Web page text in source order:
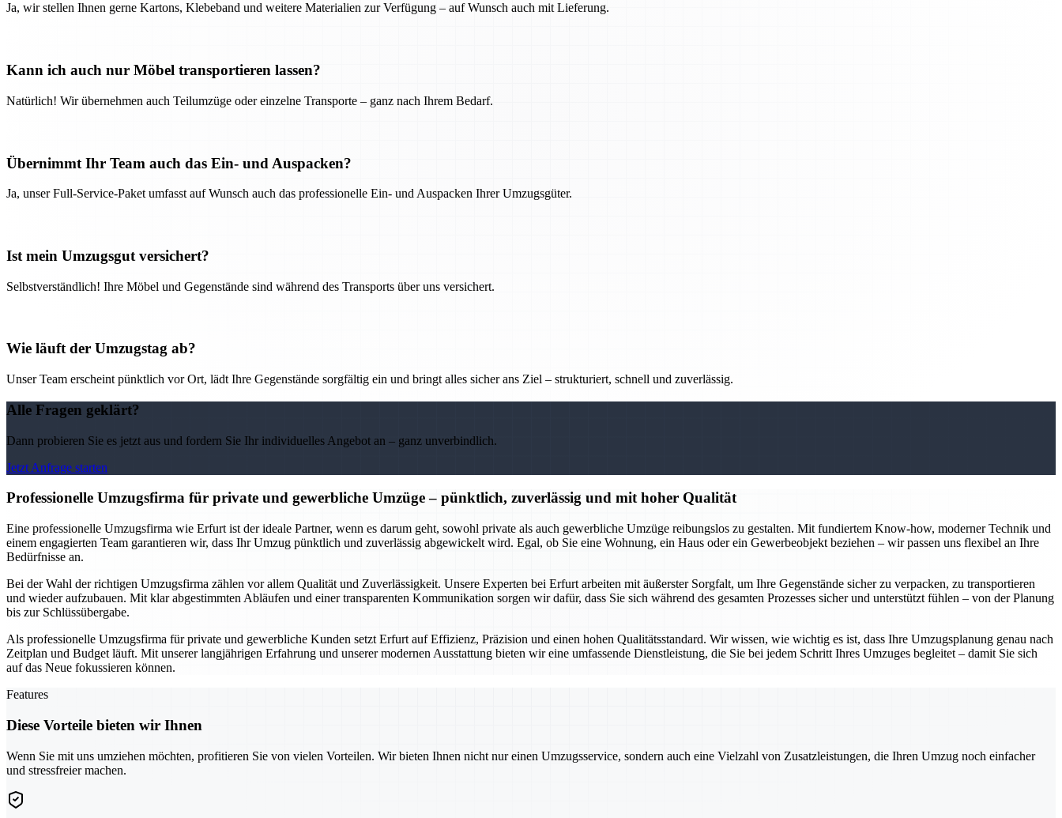
Ja, wir stellen Ihnen gerne Kartons, Klebeband und weitere Materialien zur Verfügung – auf Wunsch auch mit Lieferung.
Kann ich auch nur Möbel transportieren lassen?
Natürlich! Wir übernehmen auch Teilumzüge oder einzelne Transporte – ganz nach Ihrem Bedarf.
Übernimmt Ihr Team auch das Ein- und Auspacken?
Ja, unser Full-Service-Paket umfasst auf Wunsch auch das professionelle Ein- und Auspacken Ihrer Umzugsgüter.
Ist mein Umzugsgut versichert?
Selbstverständlich! Ihre Möbel und Gegenstände sind während des Transports über uns versichert.
Wie läuft der Umzugstag ab?
Unser Team erscheint pünktlich vor Ort, lädt Ihre Gegenstände sorgfältig ein und bringt alles sicher ans Ziel – strukturiert, schnell und zuverlässig.
Alle Fragen geklärt?
Dann probieren Sie es jetzt aus und fordern Sie Ihr individuelles Angebot an – ganz unverbindlich.
Jetzt Anfrage starten
Professionelle Umzugsfirma für private und gewerbliche Umzüge – pünktlich, zuverlässig und mit hoher Qualität
Eine professionelle Umzugsfirma wie Erfurt ist der ideale Partner, wenn es darum geht, sowohl private als auch gewerbliche Umzüge reibungslos zu gestalten. Mit fundiertem Know-how, moderner Technik und
einem engagierten Team garantieren wir, dass Ihr Umzug pünktlich und zuverlässig abgewickelt wird. Egal, ob Sie eine Wohnung, ein Haus oder ein Gewerbeobjekt beziehen – wir passen uns flexibel an Ihre
Bedürfnisse an.
Bei der Wahl der richtigen Umzugsfirma zählen vor allem Qualität und Zuverlässigkeit. Unsere Experten bei Erfurt arbeiten mit äußerster Sorgfalt, um Ihre Gegenstände sicher zu verpacken, zu transportieren
und wieder aufzubauen. Mit klar abgestimmten Abläufen und einer transparenten Kommunikation sorgen wir dafür, dass Sie sich während des gesamten Prozesses sicher und unterstützt fühlen – von der Planung
bis zur Schlüssübergabe.
Als professionelle Umzugsfirma für private und gewerbliche Kunden setzt Erfurt auf Effizienz, Präzision und einen hohen Qualitätsstandard. Wir wissen, wie wichtig es ist, dass Ihre Umzugsplanung genau nach
Zeitplan und Budget läuft. Mit unserer langjährigen Erfahrung und unserer modernen Ausstattung bieten wir eine umfassende Dienstleistung, die Sie bei jedem Schritt Ihres Umzuges begleitet – damit Sie sich
auf das Neue fokussieren können.
Features
Diese Vorteile bieten wir Ihnen
Wenn Sie mit uns umziehen möchten, profitieren Sie von vielen Vorteilen. Wir bieten Ihnen nicht nur einen Umzugsservice, sondern auch eine Vielzahl von Zusatzleistungen, die Ihren Umzug noch einfacher
und stressfreier machen.